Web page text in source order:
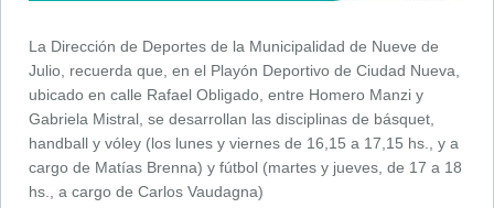
La Dirección de Deportes de la Municipalidad de Nueve de
Julio, recuerda que, en el Playón Deportivo de Ciudad Nueva,
ubicado en calle Rafael Obligado, entre Homero Manzi y
Gabriela Mistral, se desarrollan las disciplinas de básquet,
handball y vóley (los lunes y viernes de 16,15 a 17,15 hs., y a
cargo de Matías Brenna) y fútbol (martes y jueves, de 17 a 18
hs., a cargo de Carlos Vaudagna)